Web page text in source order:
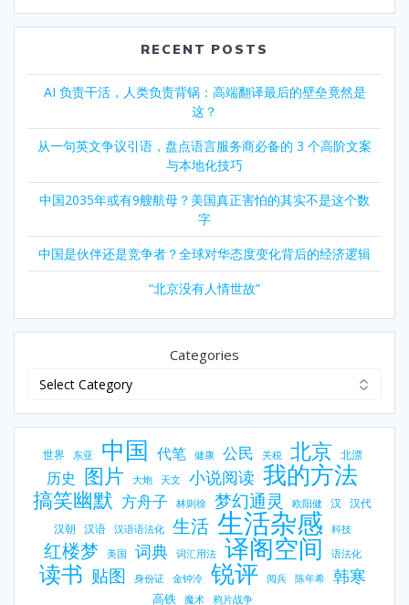
RECENT POSTS
AI 负责干活，人类负责背锅：高端翻译最后的壁垒竟然是
这？
从一句英文争议引语，盘点语言服务商必备的 3 个高阶文案
与本地化技巧
中国2035年或有9艘航母？美国真正害怕的其实不是这个数
字
中国是伙伴还是竞争者？全球对华态度变化背后的经济逻辑
“北京没有人情世故”
Categories
世界 东亚 中国 代笔 健康 公民 关税 北京 北漂
历史 图片 大炮 天文 小说阅读 我的方法
搞笑幽默 方舟子 林则徐 梦幻通灵 欧阳健 汉 汉代
汉朝 汉语 汉语语法化 生活 生活杂感 科技
红楼梦 美国 词典 词汇用法 译阁空间 语法化
读书 贴图 身份证 金钟泠 锐评 阅兵 陈年希 韩寒
高铁 魔术 鸦片战争